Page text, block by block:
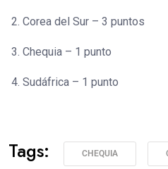
Corea del Sur – 3 puntos
Chequia – 1 punto
Sudáfrica – 1 punto
Tags: CHEQUIA